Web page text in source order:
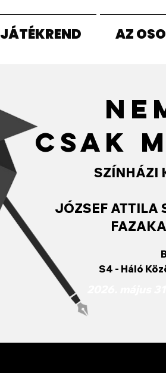
JÁTÉKREND AZ
CSAK
SZÍNHÁZI
JÓZSEF ATTILA
S4 - Háló